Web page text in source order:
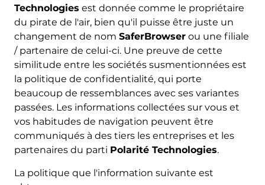
Technologies est donnée comme le propriétaire
du pirate de l'air, bien qu'il puisse être juste un
changement de nom SaferBrowserou une filiale
/ partenaire de celui-ci. Une preuve de cette
similitude entre les sociétés susmentionnées est
la politique de confidentialité, qui porte
beaucoup de ressemblances avec ses variantes
passées. Les informations collectées sur vous et
vos habitudes de navigation peuvent être
communiqués à des tiers les entreprises et les
partenaires du parti Polarité Technologies.
La politique que l'information suivante est